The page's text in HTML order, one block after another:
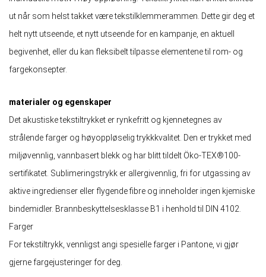
ut når som helst takket være tekstilklemmerammen. Dette gir deg et
helt nytt utseende, et nytt utseende for en kampanje, en aktuell
begivenhet, eller du kan fleksibelt tilpasse elementene til rom- og
fargekonsepter.
materialer og egenskaper
Det akustiske tekstiltrykket er rynkefritt og kjennetegnes av
strålende farger og høyoppløselig trykkkvalitet. Den er trykket med
miljøvennlig, vannbasert blekk og har blitt tildelt Öko-TEX®100-
sertifikatet. Sublimeringstrykk er allergivennlig, fri for utgassing av
aktive ingredienser eller flygende fibre og inneholder ingen kjemiske
bindemidler. Brannbeskyttelsesklasse B1 i henhold til DIN 4102.
Farger
For tekstiltrykk, vennligst angi spesielle farger i Pantone, vi gjør
gjerne fargejusteringer for deg.